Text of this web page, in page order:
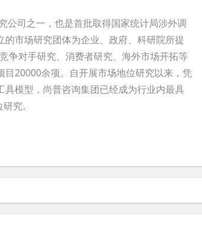
司之一，也是首批取得国家统计局涉外调
市场研究团体为企业、政府、科研院所提
争对手研究、消费者研究、海外市场开拓等
20000余项。自开展市场地位研究以来，凭
模型，尚普咨询集团已经成为行业内最具
究。